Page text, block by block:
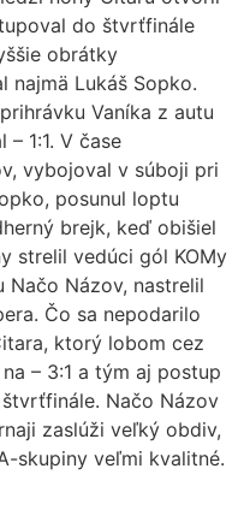
do štvrťfinále
obrátky
najmä Lukáš Sopko.
Vaníka z autu
1:1. V čase
vybojoval v súboji pri
posunul loptu
brejk, keď obišiel
strelil vedúci gól KOMy
Načo Názov, nastrelil
Čo sa nepodarilo
ktorý lobom cez
– 3:1 a tým aj postup
Načo Názov
zaslúži veľký obdiv,
skupiny veľmi kvalitné.